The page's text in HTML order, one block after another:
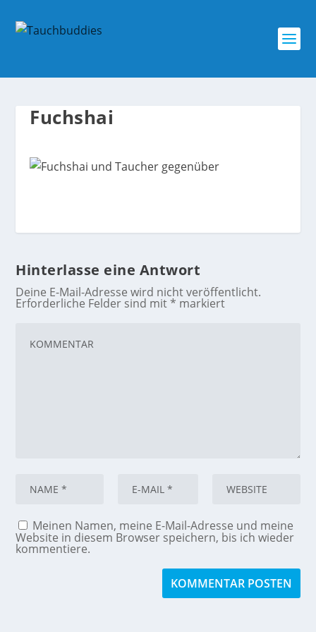
Fuchshai
Hinterlasse eine Antwort
Deine E-Mail-Adresse wird nicht veröffentlicht.
Erforderliche Felder sind mit* markiert
Meinen Namen, meine E-Mail-Adresse und meine
Website in diesem Browser speichern, bis ich wieder
kommentiere.